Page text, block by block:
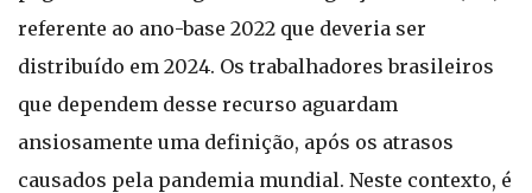
referente ao ano-base 2022 que deveria ser
distribuído em 2024. Os trabalhadores brasileiros
que dependem desse recurso aguardam
ansiosamente uma definição, após os atrasos
causados pela pandemia mundial. Neste contexto, é